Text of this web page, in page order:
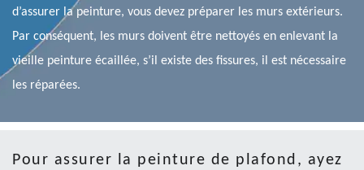
d’assurer la peinture, vous devez préparer les murs extérieurs.
Par conséquent, les murs doivent être nettoyés en enlevant la
vieille peinture écaillée, s’il existe des fissures, il est nécessaire
les réparées.
Pour assurer la peinture de plafond, ayez